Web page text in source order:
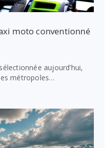
moto conventionné
aujourd’hui,
métropoles…